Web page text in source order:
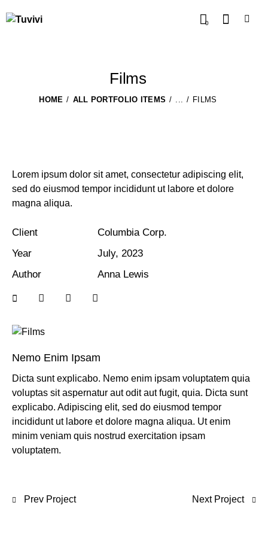
0
Films
HOME ALL PORTFOLIO ITEMS ... FILMS
Lorem ipsum dolor sit amet, consectetur adipiscing elit,
sed do eiusmod tempor incididunt ut labore et dolore
magna aliqua.
Client
Columbia Corp.
Year
July, 2023
Author
Anna Lewis
Nemo Enim Ipsam
Dicta sunt explicabo. Nemo enim ipsam voluptatem quia
voluptas sit aspernatur aut odit aut fugit, quia. Dicta sunt
explicabo. Adipiscing elit, sed do eiusmod tempor
incididunt ut labore et dolore magna aliqua. Ut enim
minim veniam quis nostrud exercitation ipsam
voluptatem.
Prev Project Next Project